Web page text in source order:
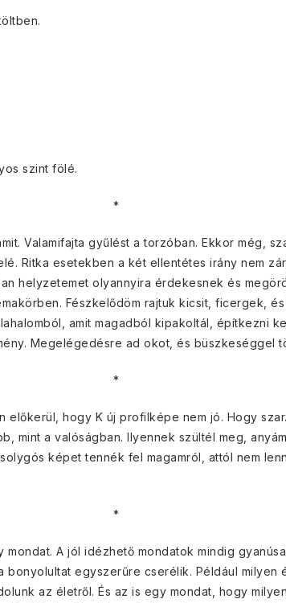
szint fölé.
*
Valamifajta gyűlést a torzóban. Ekkor még,
Ritka esetekben a két ellentétes irány nem
helyzetemet olyannyira érdekesnek és
Fészkelődöm rajtuk kicsit, ficergek,
amit magadból kipakoltál, építkezni
Megelégedésre ad okot, és büszkeséggel
*
előkerül, hogy K új profilképe nem jó. Hogy
mint a valóságban. Ilyennek szültél meg,
képet tennék fel magamról, attól nem
*
A jól idézhető mondatok mindig
egyszerűre cserélik. Például milyen
az életről. És az is egy mondat, hogy